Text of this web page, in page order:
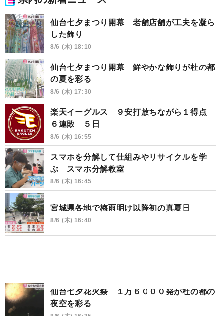
仙台七夕まつり開幕 老舗店舗が工夫を凝ら
した飾り
8/6 (木) 18:10
仙台七夕まつり開幕 鮮やかな飾りが杜の都
の夏を彩る
8/6 (木) 17:30
楽天イーグルス ９安打放ちながら１得点
６連敗 ５日
8/6 (木) 16:55
スマホを分解して仕組みやリサイクルを学
ぶ スマホ分解教室
8/6 (木) 16:45
宮城県各地で梅雨明け以降初の真夏日
8/6 (木) 16:40
仙台七夕花火祭 １万６０００発が杜の都の
夜空を彩る